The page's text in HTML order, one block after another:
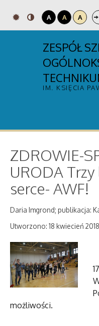
A A A
ZESPÓŁ
IM. KSIĘCIA
ZDROWIE-
URODA
serce- AWF!
Daria Imgrond; publikacja:
Utworzono: 18 kwiecień 2018
możliwości.